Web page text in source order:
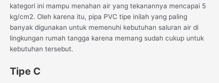
kategori ini mampu menahan air yang tekanannya mencapai 5
kg/cm2. Oleh karena itu, pipa PVC tipe inilah yang paling
banyak digunakan untuk memenuhi kebutuhan saluran air di
lingkungan rumah tangga karena memang sudah cukup untuk
kebutuhan tersebut.
Tipe C